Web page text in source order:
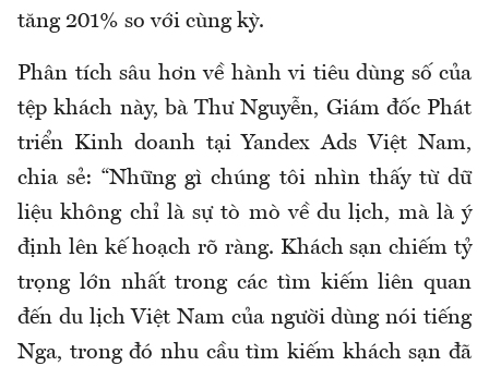
tăng 201% so với cùng kỳ.
Phân tích sâu hơn về hành vi tiêu dùng số của
tệp khách này, bà Thư Nguyễn, Giám đốc Phát
triển Kinh doanh tại Yandex Ads Việt Nam,
chia sẻ: “Những gì chúng tôi nhìn thấy từ dữ
liệu không chỉ là sự tò mò về du lịch, mà là ý
định lên kế hoạch rõ ràng. Khách sạn chiếm tỷ
trọng lớn nhất trong các tìm kiếm liên quan
đến du lịch Việt Nam của người dùng nói tiếng
Nga, trong đó nhu cầu tìm kiếm khách sạn đã